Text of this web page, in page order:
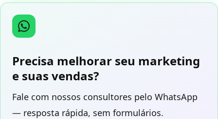
Precisa melhorar seu marketing
e suas vendas?
Fale com nossos consultores pelo WhatsApp
— resposta rápida, sem formulários.